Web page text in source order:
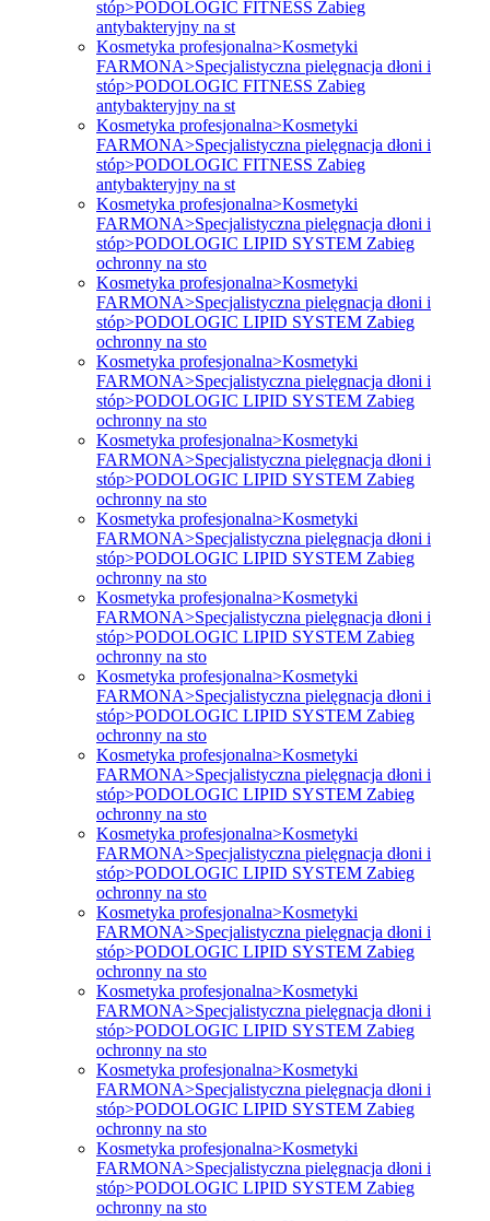
stóp>PODOLOGIC FITNESS Zabieg
antybakteryjny na st
Kosmetyka profesjonalna>Kosmetyki
FARMONA>Specjalistyczna pielęgnacja dłoni i
stóp>PODOLOGIC FITNESS Zabieg
antybakteryjny na st
Kosmetyka profesjonalna>Kosmetyki
FARMONA>Specjalistyczna pielęgnacja dłoni i
stóp>PODOLOGIC FITNESS Zabieg
antybakteryjny na st
Kosmetyka profesjonalna>Kosmetyki
FARMONA>Specjalistyczna pielęgnacja dłoni i
stóp>PODOLOGIC LIPID SYSTEM Zabieg
ochronny na sto
Kosmetyka profesjonalna>Kosmetyki
FARMONA>Specjalistyczna pielęgnacja dłoni i
stóp>PODOLOGIC LIPID SYSTEM Zabieg
ochronny na sto
Kosmetyka profesjonalna>Kosmetyki
FARMONA>Specjalistyczna pielęgnacja dłoni i
stóp>PODOLOGIC LIPID SYSTEM Zabieg
ochronny na sto
Kosmetyka profesjonalna>Kosmetyki
FARMONA>Specjalistyczna pielęgnacja dłoni i
stóp>PODOLOGIC LIPID SYSTEM Zabieg
ochronny na sto
Kosmetyka profesjonalna>Kosmetyki
FARMONA>Specjalistyczna pielęgnacja dłoni i
stóp>PODOLOGIC LIPID SYSTEM Zabieg
ochronny na sto
Kosmetyka profesjonalna>Kosmetyki
FARMONA>Specjalistyczna pielęgnacja dłoni i
stóp>PODOLOGIC LIPID SYSTEM Zabieg
ochronny na sto
Kosmetyka profesjonalna>Kosmetyki
FARMONA>Specjalistyczna pielęgnacja dłoni i
stóp>PODOLOGIC LIPID SYSTEM Zabieg
ochronny na sto
Kosmetyka profesjonalna>Kosmetyki
FARMONA>Specjalistyczna pielęgnacja dłoni i
stóp>PODOLOGIC LIPID SYSTEM Zabieg
ochronny na sto
Kosmetyka profesjonalna>Kosmetyki
FARMONA>Specjalistyczna pielęgnacja dłoni i
stóp>PODOLOGIC LIPID SYSTEM Zabieg
ochronny na sto
Kosmetyka profesjonalna>Kosmetyki
FARMONA>Specjalistyczna pielęgnacja dłoni i
stóp>PODOLOGIC LIPID SYSTEM Zabieg
ochronny na sto
Kosmetyka profesjonalna>Kosmetyki
FARMONA>Specjalistyczna pielęgnacja dłoni i
stóp>PODOLOGIC LIPID SYSTEM Zabieg
ochronny na sto
Kosmetyka profesjonalna>Kosmetyki
FARMONA>Specjalistyczna pielęgnacja dłoni i
stóp>PODOLOGIC LIPID SYSTEM Zabieg
ochronny na sto
Kosmetyka profesjonalna>Kosmetyki
FARMONA>Specjalistyczna pielęgnacja dłoni i
stóp>PODOLOGIC LIPID SYSTEM Zabieg
ochronny na sto